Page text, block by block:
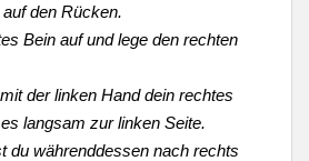
den Rücken.
Bein auf und lege den rechten
der linken Hand dein rechtes
langsam zur linken Seite.
du währenddessen nach rechts